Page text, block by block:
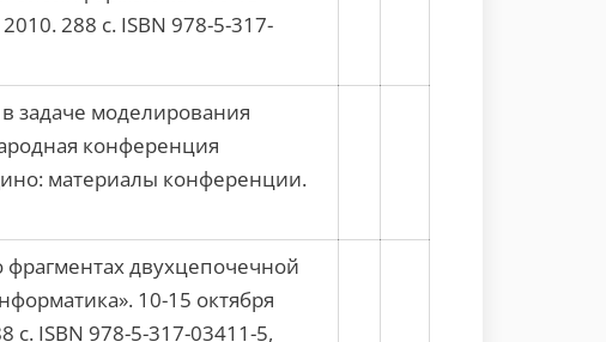
288 c. ISBN 978-5-317-
задаче моделирования
конференция
материалы конференции.
двухцепочечной
10-15 октября
ISBN 978-5-317-03411-5,